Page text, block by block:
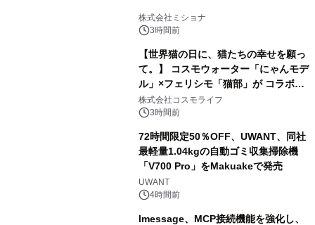
株式会社ミショナ
3時間前
【世界猫の日に、猫たちの幸せを願っ
て。】 コスモウォーター「にゃんモデ
ル」×フェリシモ「猫部」が コラボキ
ャンペーンを実施
株式会社コスモライフ
3時間前
72時間限定50％OFF、UWANT、同社
最軽量1.04kgの自動ゴミ収集掃除機
「V700 Pro」をMakuakeで発売
UWANT
4時間前
lmessage、MCP接続機能を強化し、